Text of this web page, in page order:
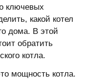
ключевых
какой котел
дома. В этой
обратить
котла.
мощность котла.